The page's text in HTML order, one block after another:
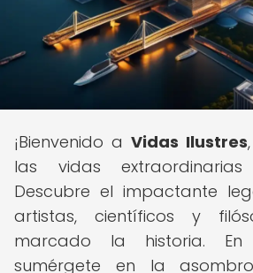
¡Bienvenido a Vidas Ilustres
las vidas
Descubre el impactante
artistas, científicos y
marcado la historia. En
sumérgete en la